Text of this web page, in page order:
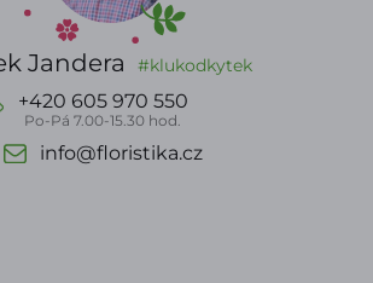
Jandera #klukodkytek
+420 605 970 550
Po-Pá 7.00-15.30 hod.
info@floristika.cz